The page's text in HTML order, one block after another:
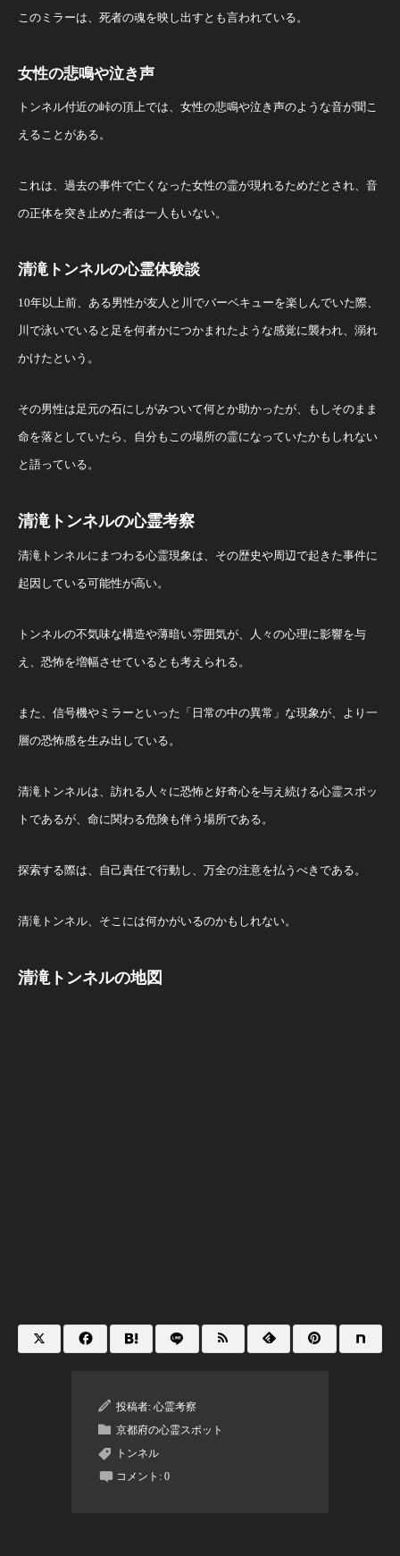
このミラーは、死者の魂を映し出すとも言われている。
女性の悲鳴や泣き声
トンネル付近の峠の頂上では、女性の悲鳴や泣き声のような音が聞こ
えることがある。
これは、過去の事件で亡くなった女性の霊が現れるためだとされ、音
の正体を突き止めた者は一人もいない。
清滝トンネルの心霊体験談
10年以上前、ある男性が友人と川でバーベキューを楽しんでいた際、
川で泳いでいると足を何者かにつかまれたような感覚に襲われ、溺れ
かけたという。
その男性は足元の石にしがみついて何とか助かったが、もしそのまま
命を落としていたら、自分もこの場所の霊になっていたかもしれない
と語っている。
清滝トンネルの心霊考察
清滝トンネルにまつわる心霊現象は、その歴史や周辺で起きた事件に
起因している可能性が高い。
トンネルの不気味な構造や薄暗い雰囲気が、人々の心理に影響を与
え、恐怖を増幅させているとも考えられる。
また、信号機やミラーといった「日常の中の異常」な現象が、より一
層の恐怖感を生み出している。
清滝トンネルは、訪れる人々に恐怖と好奇心を与え続ける心霊スポッ
トであるが、命に関わる危険も伴う場所である。
探索する際は、自己責任で行動し、万全の注意を払うべきである。
清滝トンネル、そこには何かがいるのかもしれない。
清滝トンネルの地図
投稿者: 心霊考察
京都府の心霊スポット
トンネル
コメント: 0